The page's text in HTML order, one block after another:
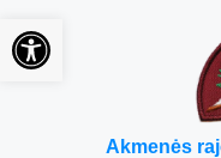
Akmenės
Open toolbar